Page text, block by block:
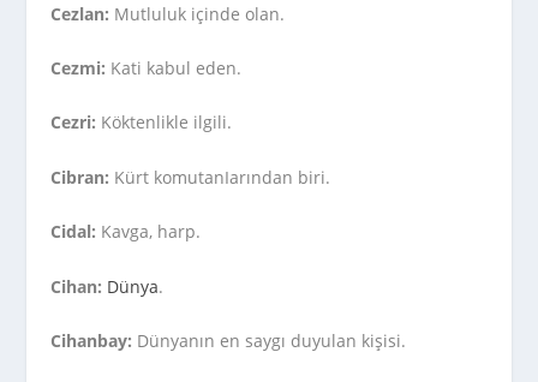
Cezlan: Mutluluk içinde olan.
Cezmi: Kati kabul eden.
Cezri: Köktenlikle ilgili.
Cibran: Kürt komutanIarından biri.
Cidal: Kavga, harp.
Cihan: Dünya.
Cihanbay: Dünyanın en saygı duyulan kişisi.